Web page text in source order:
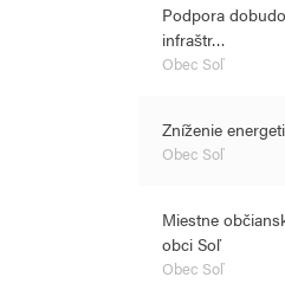
Podpora
infraštr…
Obec Soľ
Zníženie
Obec Soľ
Miestne
obci Soľ
Obec Soľ